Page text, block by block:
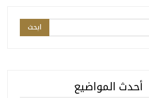
أحدث المواضيع